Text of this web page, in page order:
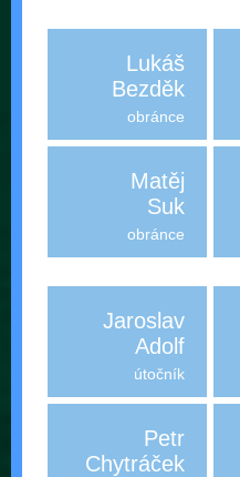
Lukáš
Bezděk
obránce
Matěj
Suk
obránce
Jaroslav
Adolf
útočník
Petr
Chytráček